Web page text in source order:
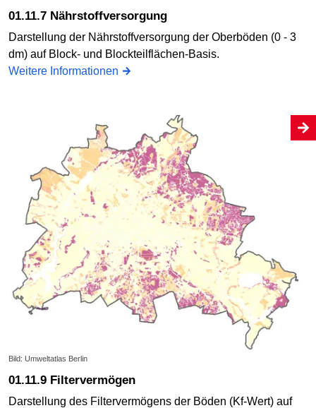
01.11.7 Nährstoffversorgung
Darstellung der Nährstoffversorgung der Oberböden (0 - 3
dm) auf Block- und Blockteilflächen-Basis.
Weitere Informationen
Bild: Umweltatlas Berlin
01.11.9 Filtervermögen
Darstellung des Filtervermögens der Böden (Kf-Wert) auf